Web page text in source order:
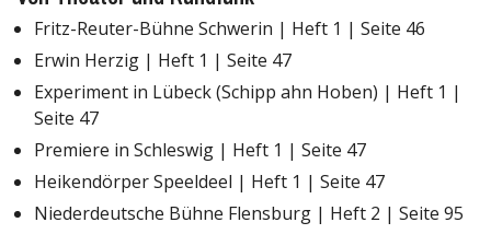
Fritz-Reuter-Bühne Schwerin | Heft 1 | Seite 46
Erwin Herzig | Heft 1 | Seite 47
Experiment in Lübeck (Schipp ahn Hoben) | Heft 1 |
Seite 47
Premiere in Schleswig | Heft 1 | Seite 47
Heikendörper Speeldeel | Heft 1 | Seite 47
Niederdeutsche Bühne Flensburg | Heft 2 | Seite 95